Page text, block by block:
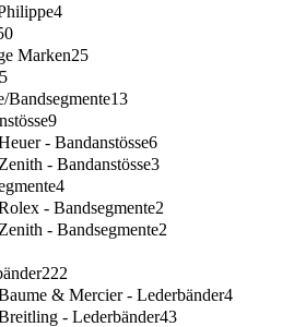
4
Marken25
5
Bandsegmente13
9
- Bandanstösse6
Zenith - Bandanstösse3
4
- Bandsegmente2
Zenith - Bandsegmente2
222
& Mercier - Lederbänder4
- Lederbänder43